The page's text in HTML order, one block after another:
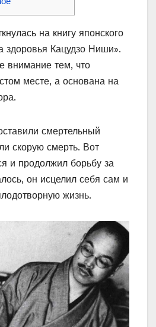
на книгу японского
здоровья Кацудзо Ниши».
внимание тем, что
месте, а основана на
смертельный
скорую смерть. Вот
и продолжил борьбу за
он исцелил себя сам и
жизнь.